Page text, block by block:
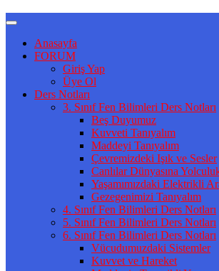
Anasayfa
FORUM
Giriş Yap
Üye Ol
Ders Notları
3. Sınıf Fen Bilimleri Ders Notları
Beş Duyumuz
Kuvveti Tanıyalım
Maddeyi Tanıyalım
Çevremizdeki Işık ve Sesler
Canlılar Dünyasına
Yaşamımızdaki Elektrikli
Gezegenimizi Tanıyalım
4. Sınıf Fen Bilimleri Ders Notları
5. Sınıf Fen Bilimleri Ders Notları
6. Sınıf Fen Bilimleri Ders Notları
Vücudumuzdaki Sistemler
Kuvvet ve Hareket